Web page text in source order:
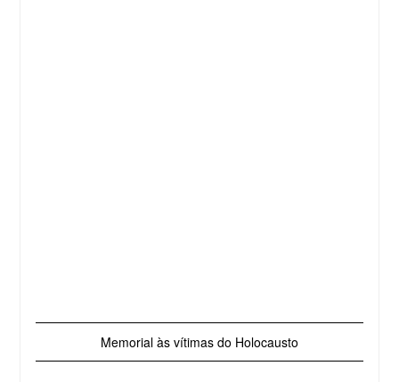
Memorial às vítimas do Holocausto